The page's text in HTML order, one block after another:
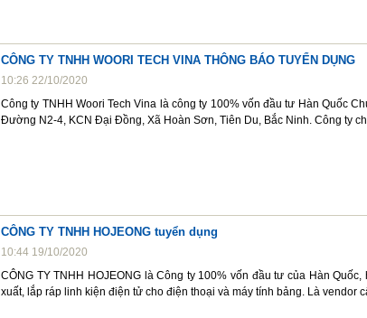
CÔNG TY TNHH WOORI TECH VINA THÔNG BÁO TUYỂN DỤNG
10:26 22/10/2020
Công ty TNHH Woori Tech Vina là công ty 100% vốn đầu tư Hàn Quốc
Đường N2-4, KCN Đại Đồng, Xã Hoàn Sơn, Tiên Du, Bắc Ninh. Công ty
CÔNG TY TNHH HOJEONG tuyển dụng
10:44 19/10/2020
CÔNG TY TNHH HOJEONG là Công ty 100% vốn đầu tư của Hàn
xuất, lắp ráp linh kiện điện tử cho điện thoại và máy tính bảng. Là vendor